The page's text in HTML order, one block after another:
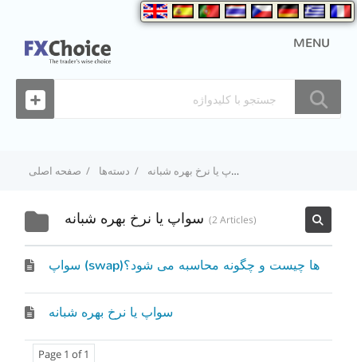
MENU
صفحه اصلی دسته‌ها سواپ یا نرخ بهره شبانه
سواپ یا نرخ بهره شبانه 2 Articles
سواپ (swap)ها چیست و چگونه محاسبه می شود؟
سواپ یا نرخ بهره شبانه
Page 1 of 1